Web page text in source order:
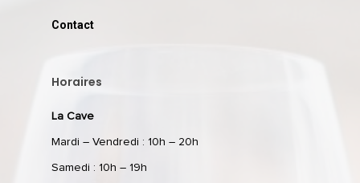
Contact
Horaires
La Cave
Mardi – Vendredi : 10h – 20h
Samedi : 10h – 19h